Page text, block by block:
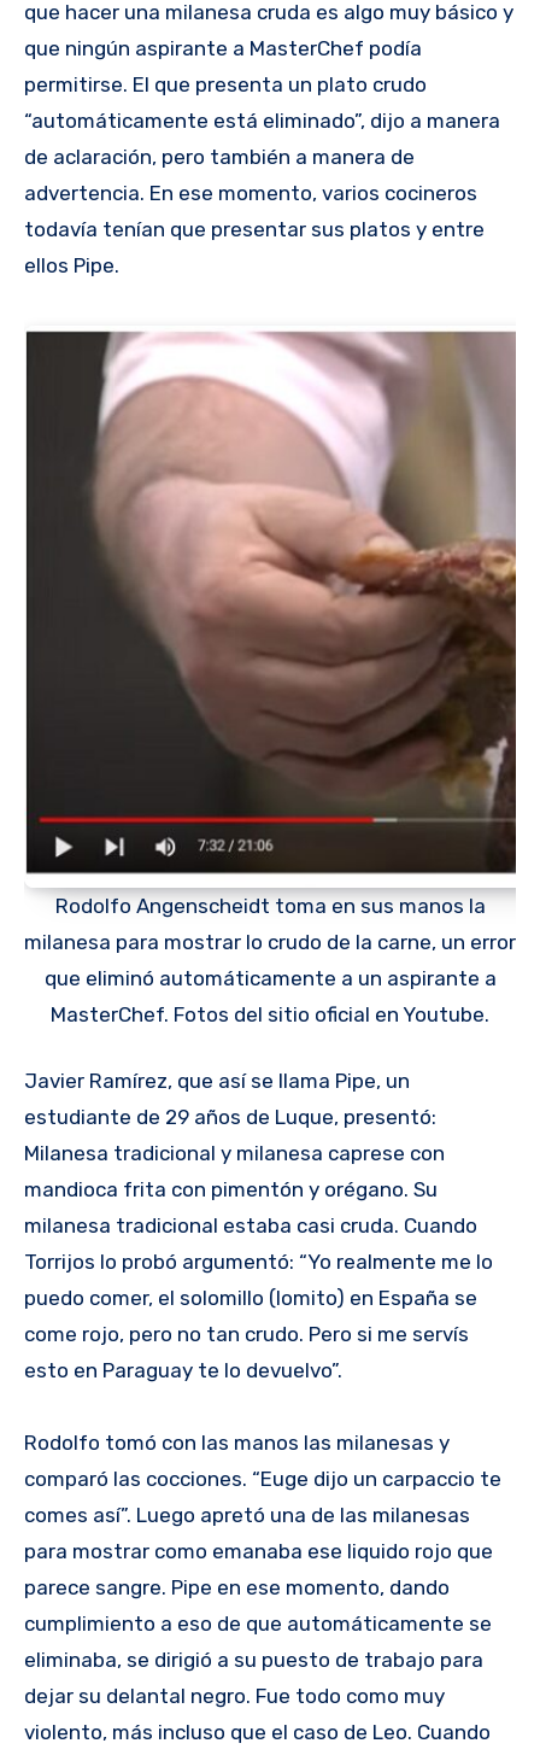
que hacer una milanesa cruda es algo muy básico y
que ningún aspirante a MasterChef podía
permitirse. El que presenta un plato crudo
“automáticamente está eliminado”, dijo a manera
de aclaración, pero también a manera de
advertencia. En ese momento, varios cocineros
todavía tenían que presentar sus platos y entre
ellos Pipe.
Rodolfo Angenscheidt toma en sus manos la
milanesa para mostrar lo crudo de la carne, un error
que eliminó automáticamente a un aspirante a
MasterChef. Fotos del sitio oficial en Youtube.
Javier Ramírez, que así se llama Pipe, un
estudiante de 29 años de Luque, presentó:
Milanesa tradicional y milanesa caprese con
mandioca frita con pimentón y orégano. Su
milanesa tradicional estaba casi cruda. Cuando
Torrijos lo probó argumentó: “Yo realmente me lo
puedo comer, el solomillo (lomito) en España se
come rojo, pero no tan crudo. Pero si me servís
esto en Paraguay te lo devuelvo”.
Rodolfo tomó con las manos las milanesas y
comparó las cocciones. “Euge dijo un carpaccio te
comes así”. Luego apretó una de las milanesas
para mostrar como emanaba ese liquido rojo que
parece sangre. Pipe en ese momento, dando
cumplimiento a eso de que automáticamente se
eliminaba, se dirigió a su puesto de trabajo para
dejar su delantal negro. Fue todo como muy
violento, más incluso que el caso de Leo. Cuando